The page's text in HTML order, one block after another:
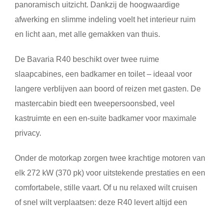
panoramisch uitzicht. Dankzij de hoogwaardige
afwerking en slimme indeling voelt het interieur ruim
en licht aan, met alle gemakken van thuis.
De Bavaria R40 beschikt over twee ruime
slaapcabines, een badkamer en toilet – ideaal voor
langere verblijven aan boord of reizen met gasten. De
mastercabin biedt een tweepersoonsbed, veel
kastruimte en een en-suite badkamer voor maximale
privacy.
Onder de motorkap zorgen twee krachtige motoren van
elk 272 kW (370 pk) voor uitstekende prestaties en een
comfortabele, stille vaart. Of u nu relaxed wilt cruisen
of snel wilt verplaatsen: deze R40 levert altijd een